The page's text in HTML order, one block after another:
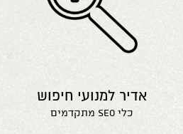
אדיר למנועי חיפוש
כלי seo מתקדמים